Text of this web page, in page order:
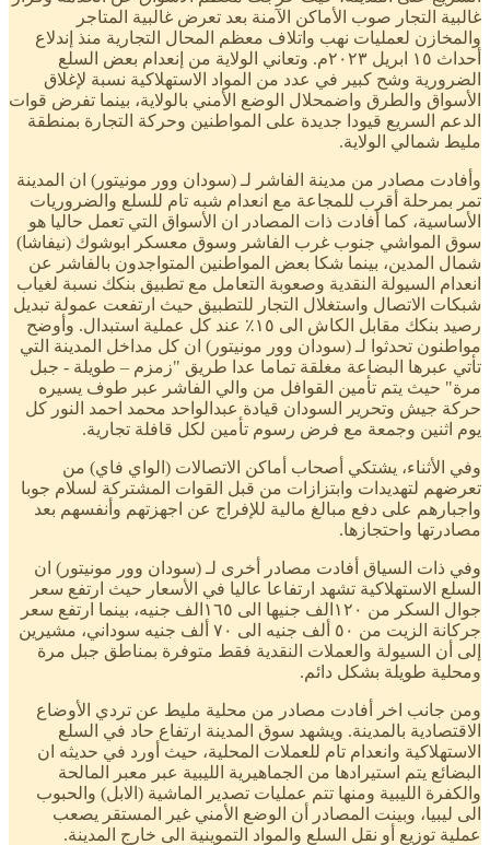
غالبية التجار صوب الأماكن الآمنة بعد تعرض غالبية المتاجر
والمخازن لعمليات نهب واتلاف معظم المحال التجارية منذ إندلاع
أحداث ١٥ ابريل ٢٠٢٣م. وتعاني الولاية من إنعدام بعض السلع
الضرورية وشح كبير في عدد من المواد الاستهلاكية نسبة لإغلاق
الأسواق والطرق واضمحلال الوضع الأمني بالولاية، بينما تفرض قوات
الدعم السريع قيودا جديدة على المواطنين وحركة التجارة بمنطقة
مليط شمالي الولاية.
وأفادت مصادر من مدينة الفاشر لـ (سودان وور مونيتور) ان المدينة
تمر بمرحلة أقرب للمجاعة مع انعدام شبه تام للسلع والضروريات
الأساسية، كما أفادت ذات المصادر ان الأسواق التي تعمل حاليا هو
سوق المواشي جنوب غرب الفاشر وسوق معسكر ابوشوك (نيفاشا)
شمال المدين، بينما شكا بعض المواطنين المتواجدون بالفاشر عن
انعدام السيولة النقدية وصعوبة التعامل مع تطبيق بنكك نسبة لغياب
شبكات الاتصال واستغلال التجار للتطبيق حيث ارتفعت عمولة تبديل
رصيد بنكك مقابل الكاش الى ١٥٪ عند كل عملية استبدال. وأوضح
مواطنون تحدثوا لـ (سودان وور مونيتور) ان كل مداخل المدينة التي
تأتي عبرها البضاعة مغلقة تماما عدا طريق "زمزم – طويلة - جبل
مرة" حيث يتم تأمين القوافل من والي الفاشر عبر طوف يسيره
حركة جيش وتحرير السودان قيادة عبدالواحد محمد احمد النور كل
يوم اثنين وجمعة مع فرض رسوم تأمين لكل قافلة تجارية.
وفي الأثناء، يشتكي أصحاب أماكن الاتصالات (الواي فاي) من
تعرضهم لتهديدات وابتزازات من قبل القوات المشتركة لسلام جوبا
واجبارهم على دفع مبالغ مالية للإفراج عن اجهزتهم وأنفسهم بعد
مصادرتها واحتجازها.
وفي ذات السياق أفادت مصادر أخرى لـ (سودان وور مونيتور) ان
السلع الاستهلاكية تشهد ارتفاعا عاليا في الأسعار حيث ارتفع سعر
جوال السكر من ١٢٠الف جنيها الى ١٦٥الف جنيه، بينما ارتفع سعر
جركانة الزيت من ٥٠ ألف جنيه الى ٧٠ ألف جنيه سوداني، مشيرين
إلى أن السيولة والعملات النقدية فقط متوفرة بمناطق جبل مرة
ومحلية طويلة بشكل دائم.
ومن جانب اخر أفادت مصادر من محلية مليط عن تردي الأوضاع
الاقتصادية بالمدينة. ويشهد سوق المدينة ارتفاع حاد في السلع
الاستهلاكية وانعدام تام للعملات المحلية، حيث أورد في حديثه ان
البضائع يتم استيرادها من الجماهيرية الليبية عبر معبر المالحة
والكفرة الليبية ومنها تتم عمليات تصدير الماشية (الابل) والحبوب
الى ليبيا، وبينت المصادر أن الوضع الأمني غير المستقر يصعب
عملية توزيع أو نقل السلع والمواد التموينية الى خارج المدينة.